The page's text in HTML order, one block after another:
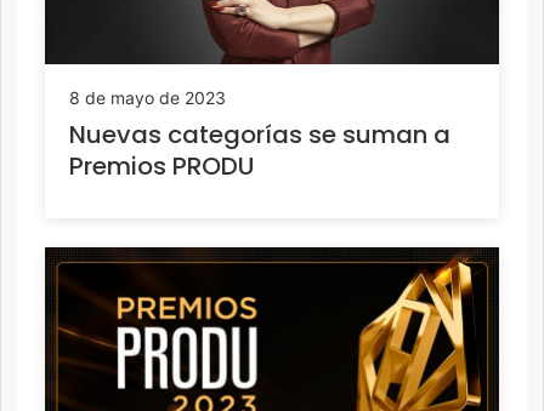
8 de mayo de 2023
Nuevas categorías se suman a
Premios PRODU